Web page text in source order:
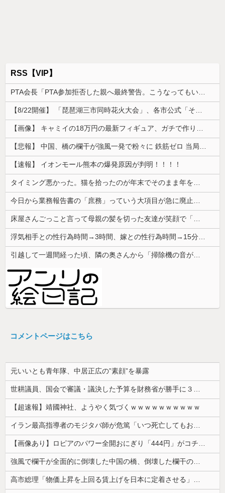
RSS【VIP】
【速報】 イオンモール熊本の爆発原因が判明！！！！
コメントページはこちら
元いいとも青年隊、中居正広の”素顔”を暴露
世耕議員、国会で審議・議決した予算を財務省が勝手に３兆円動かしていると指摘・問題視
【超速報】靖國神社、ようやく気づくｗｗｗｗｗｗｗｗｗｗ
イラン最高指導者のモジタバ師が危篤「いつ死亡してもおかしくない」…イラン大統領「意思疎通はかなり難しい」！
【画像あり】ロピアのパワー全開おにぎり「444円」がコチラｗｗｗｗｗ
強風で欄干が全面的に倒壊した中国の橋、倒壊した欄干の破片を調べると凄まじい事実が発覚して……
高市総理「物価上昇を上回る賃上げを日本に定着させる」⇒ 国家公務員月給3.51％増へ